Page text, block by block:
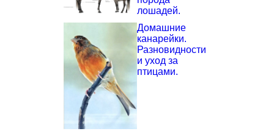
лошадей.
Домашние
канарейки.
Разновидности
и уход за
птицами.